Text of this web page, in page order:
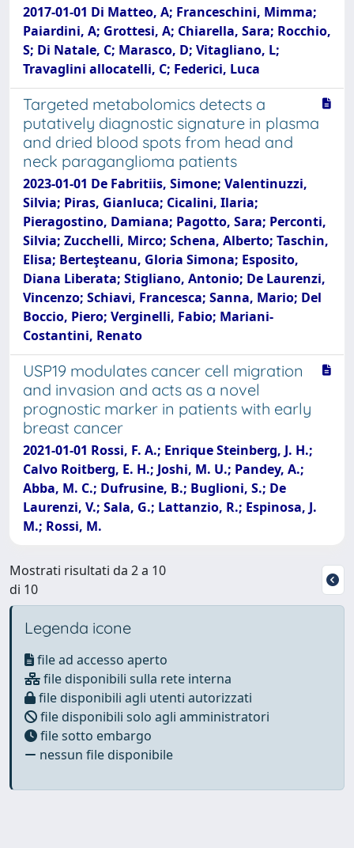
2017-01-01 Di Matteo, A; Franceschini, Mimma;
Paiardini, A; Grottesi, A; Chiarella, Sara; Rocchio,
S; Di Natale, C; Marasco, D; Vitagliano, L;
Travaglini allocatelli, C; Federici, Luca
Targeted metabolomics detects a
putatively diagnostic signature in plasma
and dried blood spots from head and
neck paraganglioma patients
2023-01-01 De Fabritiis, Simone; Valentinuzzi,
Silvia; Piras, Gianluca; Cicalini, Ilaria;
Pieragostino, Damiana; Pagotto, Sara; Perconti,
Silvia; Zucchelli, Mirco; Schena, Alberto; Taschin,
Elisa; Berteşteanu, Gloria Simona; Esposito,
Diana Liberata; Stigliano, Antonio; De Laurenzi,
Vincenzo; Schiavi, Francesca; Sanna, Mario; Del
Boccio, Piero; Verginelli, Fabio; Mariani-
Costantini, Renato
USP19 modulates cancer cell migration
and invasion and acts as a novel
prognostic marker in patients with early
breast cancer
2021-01-01 Rossi, F. A.; Enrique Steinberg, J. H.;
Calvo Roitberg, E. H.; Joshi, M. U.; Pandey, A.;
Abba, M. C.; Dufrusine, B.; Buglioni, S.; De
Laurenzi, V.; Sala, G.; Lattanzio, R.; Espinosa, J.
M.; Rossi, M.
Mostrati risultati da 2 a 10
di 10
Legenda icone
file ad accesso aperto
file disponibili sulla rete interna
file disponibili agli utenti autorizzati
file disponibili solo agli amministratori
file sotto embargo
nessun file disponibile